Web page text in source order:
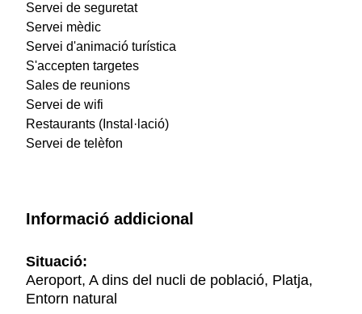
Servei de seguretat
Servei mèdic
Servei d'animació turística
S'accepten targetes
Sales de reunions
Servei de wifi
Restaurants (Instal·lació)
Servei de telèfon
Informació addicional
Situació:
Aeroport, A dins del nucli de població, Platja,
Entorn natural